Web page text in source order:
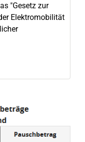
"Gesetz zur
Elektromobilität